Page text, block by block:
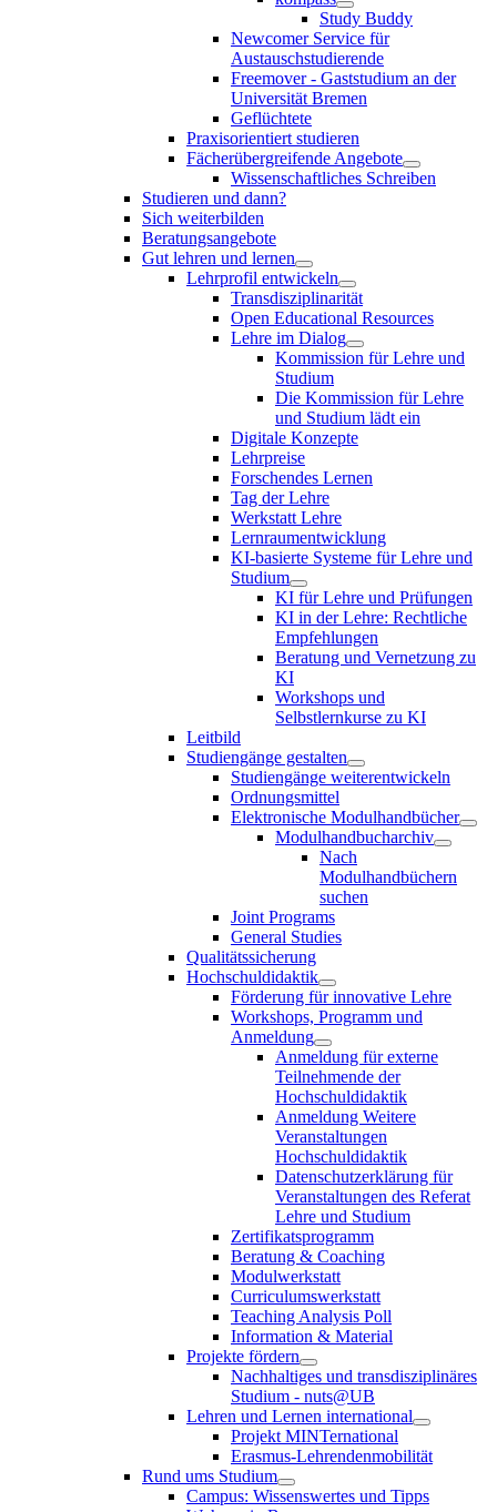
Study Buddy
Newcomer Service für
Austauschstudierende
Freemover - Gaststudium an der
Universität Bremen
Geflüchtete
Praxisorientiert studieren
Fächerübergreifende Angebote
Wissenschaftliches Schreiben
Studieren und dann?
Sich weiterbilden
Beratungsangebote
Gut lehren und lernen
Lehrprofil entwickeln
Transdisziplinarität
Open Educational Resources
Lehre im Dialog
Kommission für Lehre und
Studium
Die Kommission für Lehre
und Studium lädt ein
Digitale Konzepte
Lehrpreise
Forschendes Lernen
Tag der Lehre
Werkstatt Lehre
Lernraumentwicklung
KI-basierte Systeme für Lehre und
Studium
KI für Lehre und Prüfungen
KI in der Lehre: Rechtliche
Empfehlungen
Beratung und Vernetzung zu
KI
Workshops und
Selbstlernkurse zu KI
Leitbild
Studiengänge gestalten
Studiengänge weiterentwickeln
Ordnungsmittel
Elektronische Modulhandbücher
Modulhandbucharchiv
Nach
Modulhandbüchern
suchen
Joint Programs
General Studies
Qualitätssicherung
Hochschuldidaktik
Förderung für innovative Lehre
Workshops, Programm und
Anmeldung
Anmeldung für externe
Teilnehmende der
Hochschuldidaktik
Anmeldung Weitere
Veranstaltungen
Hochschuldidaktik
Datenschutzerklärung für
Veranstaltungen des Referat
Lehre und Studium
Zertifikatsprogramm
Beratung & Coaching
Modulwerkstatt
Curriculumswerkstatt
Teaching Analysis Poll
Information & Material
Projekte fördern
Nachhaltiges und transdisziplinäres
Studium - nuts@UB
Lehren und Lernen international
Projekt MINTernational
Erasmus-Lehrendenmobilität
Rund ums Studium
Campus: Wissenswertes und Tipps